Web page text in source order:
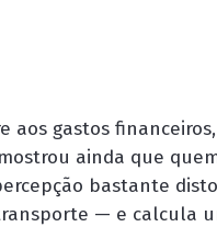
aos gastos
ainda que
bastante
— e calcula